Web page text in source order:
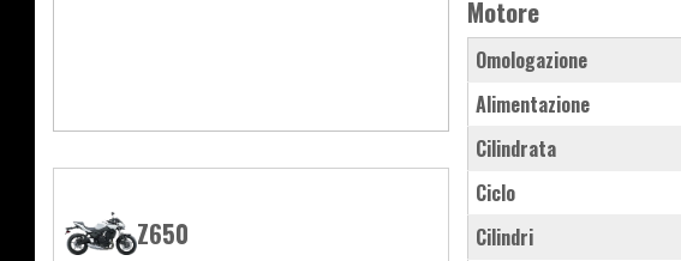
Z650
Motore
Omologazione
Alimentazione
Cilindrata
Ciclo
Cilindri